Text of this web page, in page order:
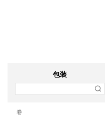
包装
卷